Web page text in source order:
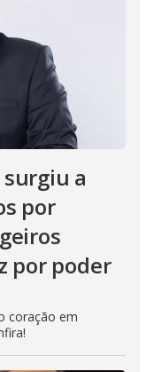
a
por
por poder
coração em